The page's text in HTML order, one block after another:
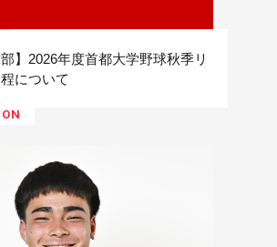
部】2026年度首都大学野球秋季リ
について